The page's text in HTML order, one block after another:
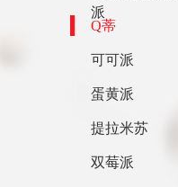
派
Q蒂
可可派
蛋黄派
提拉米苏
双莓派